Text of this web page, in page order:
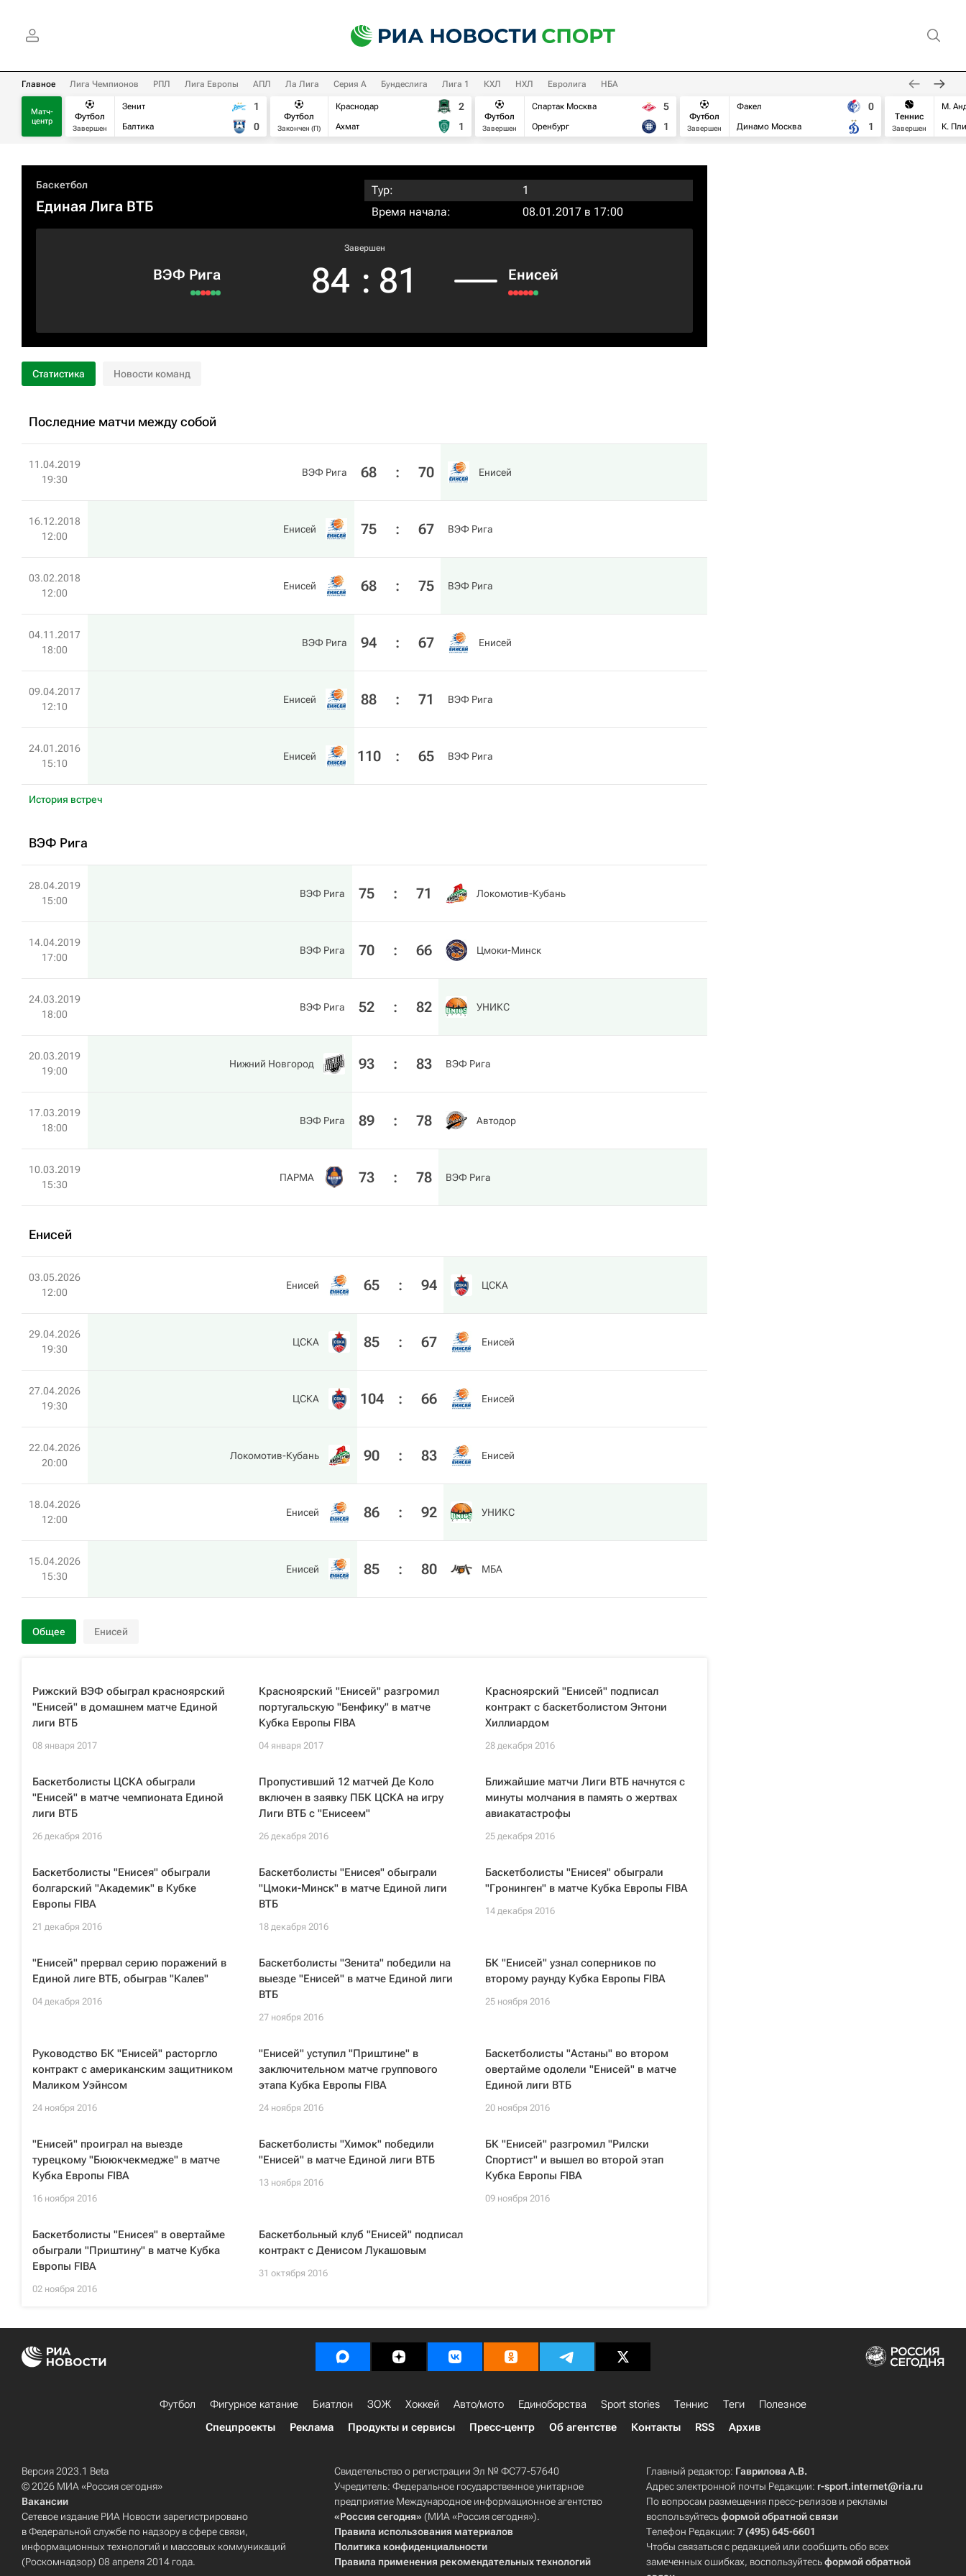
Главное Лига Чемпионов РПЛ Лига Европы АПЛ Ла Лига Серия А Бундеслига Лига 1 КХЛ НХЛ Евролига НБА
Матч-
центр
Футбол
Завершен
Зенит
Балтика
1
0
Футбол
Закончен (П)
Краснодар
Ахмат
2
1
Футбол
Завершен
Спартак Москва
Оренбург
5
1
Футбол
Завершен
Факел
Динамо Москва
0
1
Теннис
Завершен
М.
К.
Баскетбол
Единая Лига ВТБ
Тур:
1
Время начала:
08.01.2017 в 17:00
ВЭФ Рига
Завершен
84 : 81 Енисей
Статистика Новости команд
Последние матчи между собой
11.04.2019
19:30
ВЭФ Рига 68 : 70 Енисей
16.12.2018
12:00
Енисей 75 : 67 ВЭФ Рига
03.02.2018
12:00
Енисей 68 : 75 ВЭФ Рига
04.11.2017
18:00
ВЭФ Рига 94 : 67 Енисей
09.04.2017
12:10
Енисей 88 : 71 ВЭФ Рига
24.01.2016
15:10
Енисей 110 : 65 ВЭФ Рига
История встреч
ВЭФ Рига
28.04.2019
15:00
ВЭФ Рига 75 : 71 Локомотив-Кубань
14.04.2019
17:00
ВЭФ Рига 70 : 66 Цмоки-Минск
24.03.2019
18:00
ВЭФ Рига 52 : 82 УНИКС
20.03.2019
19:00
Нижний Новгород 93 : 83 ВЭФ Рига
17.03.2019
18:00
ВЭФ Рига 89 : 78 Автодор
10.03.2019
15:30
ПАРМА 73 : 78 ВЭФ Рига
Енисей
03.05.2026
12:00
Енисей 65 : 94 ЦСКА
29.04.2026
19:30
ЦСКА 85 : 67 Енисей
27.04.2026
19:30
ЦСКА 104 : 66 Енисей
22.04.2026
20:00
Локомотив-Кубань 90 : 83 Енисей
18.04.2026
12:00
Енисей 86 : 92 УНИКС
15.04.2026
15:30
Енисей 85 : 80 МБА
Общее Енисей
Рижский ВЭФ обыграл красноярский
"Енисей" в домашнем матче Единой
лиги ВТБ
08 января 2017
Красноярский "Енисей" разгромил
португальскую "Бенфику" в матче
Кубка Европы FIBA
04 января 2017
Красноярский "Енисей" подписал
контракт с баскетболистом Энтони
Хиллиардом
28 декабря 2016
Баскетболисты ЦСКА обыграли
"Енисей" в матче чемпионата Единой
лиги ВТБ
26 декабря 2016
Пропустивший 12 матчей Де Коло
включен в заявку ПБК ЦСКА на игру
Лиги ВТБ с "Енисеем"
26 декабря 2016
Ближайшие матчи Лиги ВТБ начнутся с
минуты молчания в память о жертвах
авиакатастрофы
25 декабря 2016
Баскетболисты "Енисея" обыграли
болгарский "Академик" в Кубке
Европы FIBA
21 декабря 2016
Баскетболисты "Енисея" обыграли
"Цмоки-Минск" в матче Единой лиги
ВТБ
18 декабря 2016
Баскетболисты "Енисея" обыграли
"Гронинген" в матче Кубка Европы FIBA
14 декабря 2016
"Енисей" прервал серию поражений в
Единой лиге ВТБ, обыграв "Калев"
04 декабря 2016
Баскетболисты "Зенита" победили на
выезде "Енисей" в матче Единой лиги
ВТБ
27 ноября 2016
БК "Енисей" узнал соперников по
второму раунду Кубка Европы FIBA
25 ноября 2016
Руководство БК "Енисей" расторгло
контракт с американским защитником
Маликом Уэйнсом
24 ноября 2016
"Енисей" уступил "Приштине" в
заключительном матче группового
этапа Кубка Европы FIBA
24 ноября 2016
Баскетболисты "Астаны" во втором
овертайме одолели "Енисей" в матче
Единой лиги ВТБ
20 ноября 2016
"Енисей" проиграл на выезде
турецкому "Бююкчекмедже" в матче
Кубка Европы FIBA
16 ноября 2016
Баскетболисты "Химок" победили
"Енисей" в матче Единой лиги ВТБ
13 ноября 2016
БК "Енисей" разгромил "Рилски
Спортист" и вышел во второй этап
Кубка Европы FIBA
09 ноября 2016
Баскетболисты "Енисея" в овертайме
обыграли "Приштину" в матче Кубка
Европы FIBA
02 ноября 2016
Баскетбольный клуб "Енисей" подписал
контракт с Денисом Лукашовым
31 октября 2016
Футбол Фигурное катание Биатлон ЗОЖ Хоккей Авто/мото Единоборства Sport stories Теннис Теги
Полезное
Спецпроекты
Реклама Продукты и сервисы Пресс-центр Об агентстве Контакты RSS Архив
Версия 2023.1 Beta
© 2026 МИА «Россия сегодня»
Вакансии
Сетевое издание РИА Новости зарегистрировано
в Федеральной службе по надзору в сфере связи,
информационных технологий и массовых коммуникаций
(Роскомнадзор) 08 апреля 2014 года.
Свидетельство о регистрации Эл № ФС77-57640
Учредитель: Федеральное государственное унитарное
предприятие Международное информационное агентство
«Россия сегодня» (МИА «Россия сегодня»).
Правила использования материалов
Политика конфиденциальности
Правила применения рекомендательных технологий
Главный редактор: Гаврилова А.В.
Адрес электронной почты Редакции: r-sport.internet@ria.ru
По вопросам размещения пресс-релизов и рекламы
воспользуйтесьформой обратной связи
Телефон Редакции:7 (495) 645-6601
Чтобы связаться с редакцией или сообщить обо всех
замеченных ошибках, воспользуйтесьформой обратной